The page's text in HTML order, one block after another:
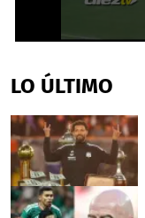
of
22
LO ÚLTIMO